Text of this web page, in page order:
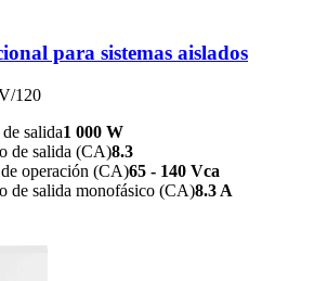
para sistemas aislados
120
salida1 000 W
de salida (CA)8.3
operación (CA)65 - 140 Vca
de salida monofásico (CA)8.3 A